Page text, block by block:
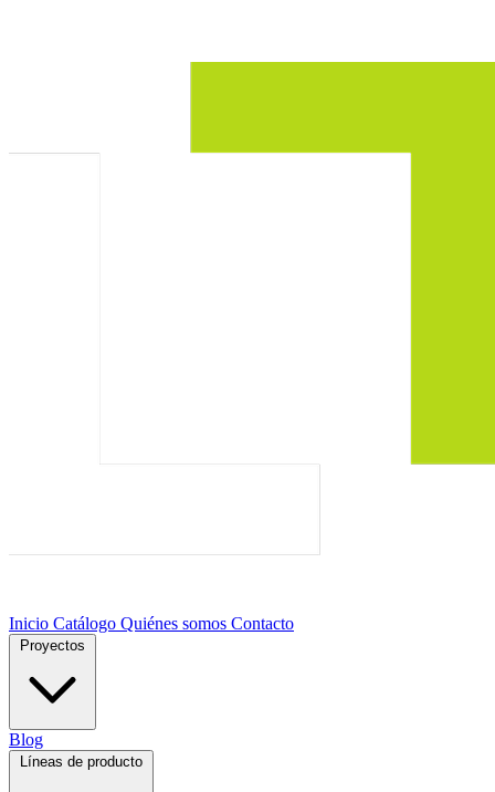
Inicio Catálogo Quiénes somos Contacto
Proyectos
Blog
Líneas de producto